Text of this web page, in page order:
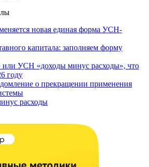
новая единая форма УСН-
капитала: заполняем форму
УСН «доходы минус расходы», что
году
о прекращении применения
расходы